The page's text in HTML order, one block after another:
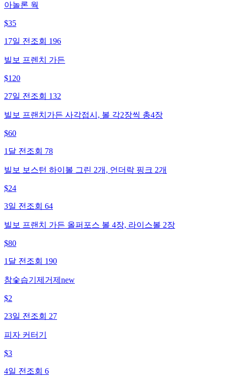
아놀론 웍
$35
17일 전 조회 196
빌보 프렌치 가든
$120
27일 전 조회 132
빌보 프랜치가든 사각접시, 볼 각2장씩 총4장
$60
1달 전 조회 78
빌보 보스턴 하이볼 그린 2개, 언더락 핑크 2개
$24
3일 전 조회 64
빌보 프랜치 가든 올퍼포스 볼 4장, 라이스볼 2장
$80
1달 전 조회 190
참숯습기제거제new
$2
23일 전 조회 27
피자 커터기
$3
4일 전 조회 6